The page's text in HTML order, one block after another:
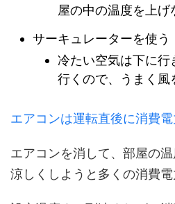
屋の中の温度を上げ
サーキュレーターを使う
冷たい空気は下に行
行くので、うまく風
エアコンは運転直後に消費電
エアコンを消して、部屋の
涼しくしようと多くの消費電